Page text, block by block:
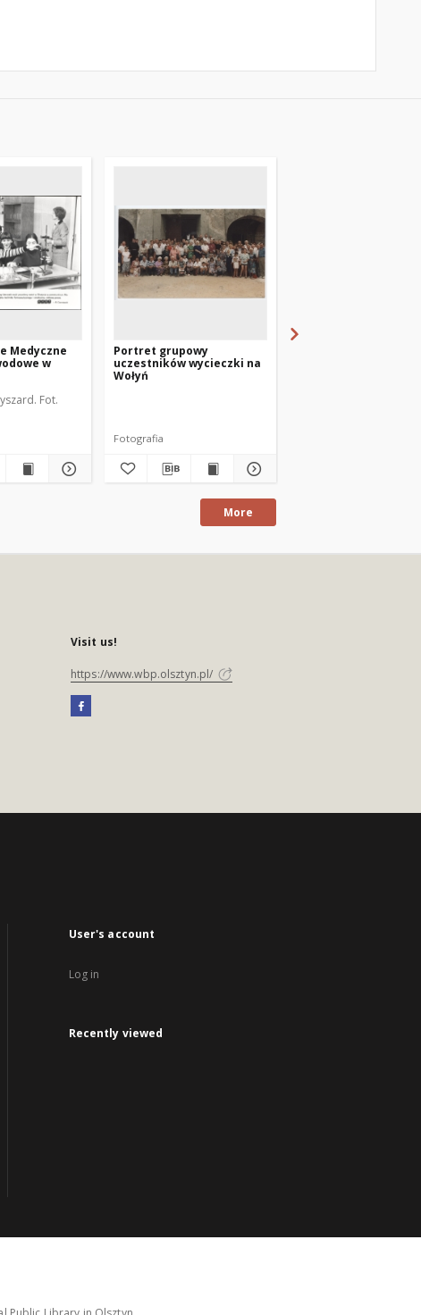
Medyczne
w
Fot.
Portret grupowy
uczestników wycieczki na
Wołyń
Fotografia
More
Visit us!
https://www.wbp.olsztyn.pl/
User's account
Log in
Recently viewed